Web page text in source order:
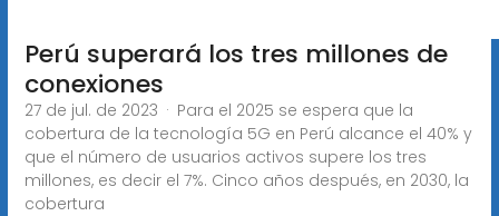
Perú superará los tres millones de
conexiones
27 de jul. de 2023 · Para el 2025 se espera que la
cobertura de la tecnología 5G en Perú alcance el 40% y
que el número de usuarios activos supere los tres
millones, es decir el 7%. Cinco años después, en 2030, la
cobertura